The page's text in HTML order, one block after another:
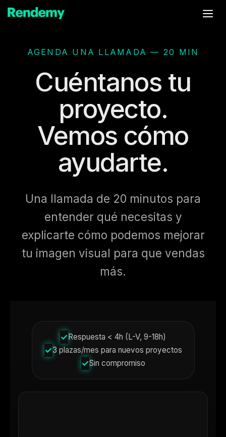
Saltar
AGENDA UNA LLAMADA — 20 MIN
Cuéntanos tu
proyecto.
Vemos cómo
ayudarte.
Una llamada de 20 minutos para
entender qué necesitas y
explicarte cómo podemos mejorar
tu imagen visual para que vendas
más.
✓Respuesta < 4h (L-V, 9-18h)
✓3 plazas/mes para nuevos proyectos
✓Sin compromiso